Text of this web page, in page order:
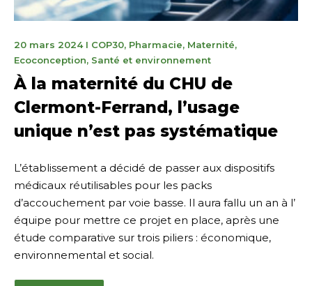
20 mars 202411
novembre
I COP30, Pharmacie, Maternité,
Ecoconception, Santé et environnement
À la maternité du CHU de
Clermont-Ferrand, l’usage
unique n’est pas systématique
L’établissement a décidé de passer aux dispositifs
médicaux réutilisables pour les packs
d’accouchement par voie basse. Il aura fallu un an à l’
équipe pour mettre ce projet en place, après une
étude comparative sur trois piliers : économique,
environnemental et social.